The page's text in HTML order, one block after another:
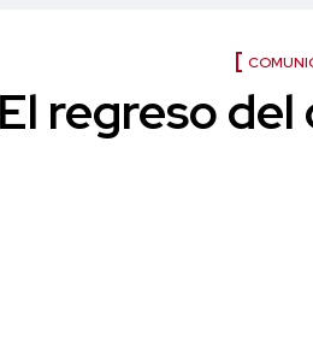
El regreso